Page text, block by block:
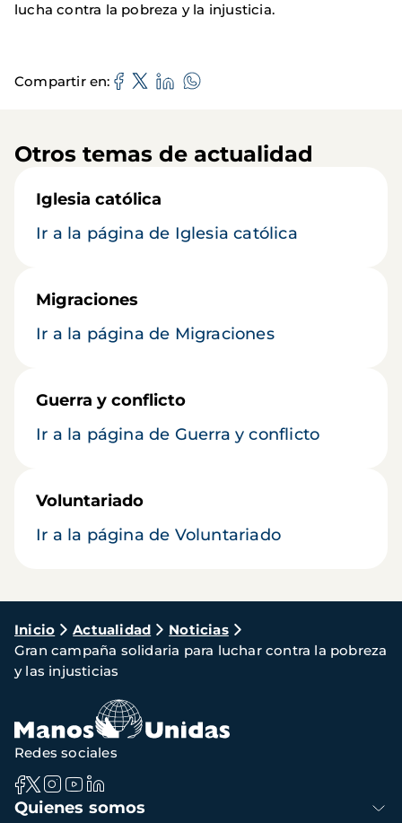
lucha contra la pobreza y la injusticia.
Compartir en
Otros temas de actualidad
Iglesia católica
Ir a la página de Iglesia católica
Migraciones
Ir a la página de Migraciones
Guerra y conflicto
Ir a la página de Guerra y conflicto
Voluntariado
Ir a la página de Voluntariado
Ruta
de
navegación
Inicio Actualidad
Noticias
Gran campaña solidaria para luchar contra la pobreza
y las injusticias
Navegación
Quienes somos
Redes sociales